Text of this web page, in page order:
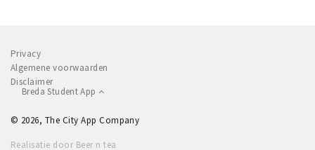
Privacy
Algemene voorwaarden
Disclaimer
Breda Student App
© 2026, The City App Company
Realisatie door Beer n tea